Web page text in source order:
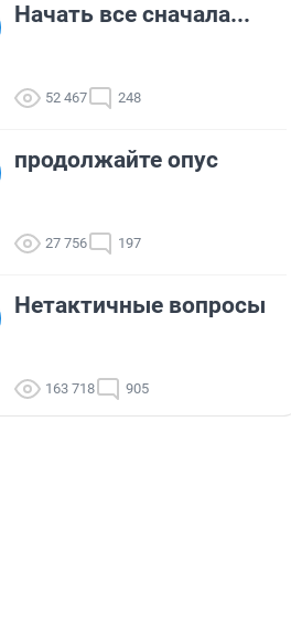
Начать все сначала...
52 467 248
продолжайте опус
27 756 197
Нетактичные вопросы
163 718 905